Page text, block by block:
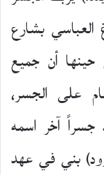
العباسي بشارع
أن جميع
على الجسر،
آخر اسمه
بني في عهد